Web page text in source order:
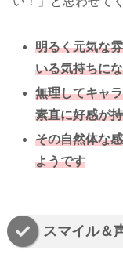
明るく元気な
いる気持ちに
無理してキャ
素直に好感が
その自然体な
ようです
スマイル＆